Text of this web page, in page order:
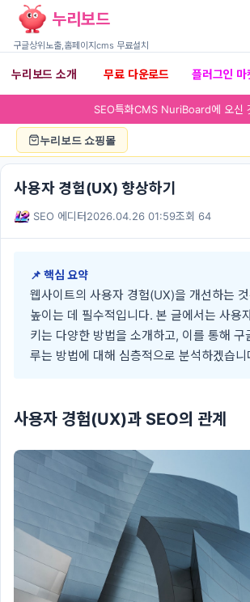
누리보드
구글상위노출,홈페이지cms 무료설치
누리보드 소개 무료 다운로드 플러그인 마
SEO특화CMS
누리보드 쇼핑몰
사용자 경험(UX) 향상하기
SEO 에디터2026.04.26 01:59조회 64
📌 핵심 요약
웹사이트의 사용자 경험(UX)을 개선하는
높이는 데 필수적입니다. 본 글에서는 사용
키는 다양한 방법을 소개하고, 이를 통해 구
루는 방법에 대해 심층적으로 분석하겠습니
사용자 경험(UX)과 SEO의 관계